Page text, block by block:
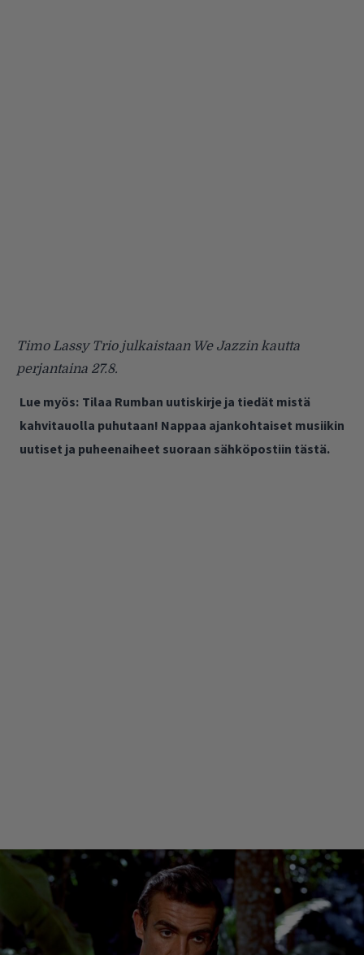
Timo Lassy Trio julkaistaan We Jazzin kautta
perjantaina 27.8.
Lue myös: Tilaa Rumban uutiskirje ja tiedät mistä
kahvitauolla puhutaan! Nappaa ajankohtaiset musiikin
uutiset ja puheenaiheet suoraan sähköpostiin tästä.